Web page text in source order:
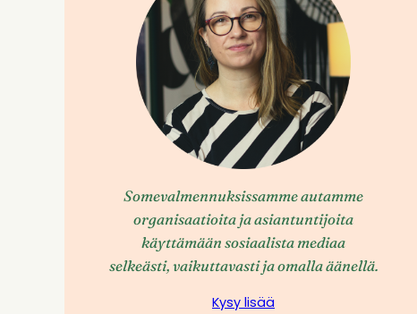
Somevalmennuksissamme autamme
organisaatioita ja asiantuntijoita
käyttämään sosiaalista mediaa
selkeästi, vaikuttavasti ja omalla äänellä.
Kysy lisää